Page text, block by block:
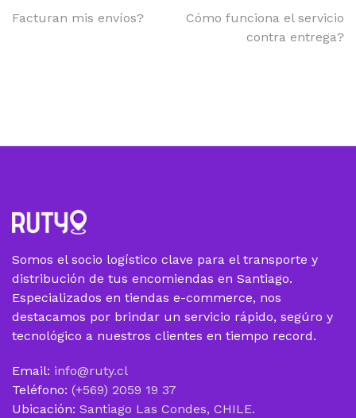
Facturan mis envíos?
Cómo funciona el servicio
contra entrega?
Somos el socio logístico clave para el transporte y
distribución de tus encomiendas en Santiago.
Especializados en tiendas e-commerce, nos
destacamos por brindar un servicio rápido, segúro y
tecnológico a nuestros clientes en tiempo record.
Email: info@ruty.cl
Teléfono: (+569) 2059 19 37
Ubicación: Santiago Las Condes, CHILE.